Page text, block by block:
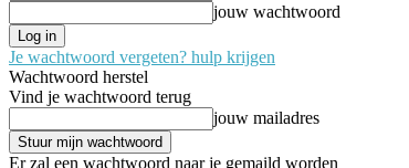
jouw wachtwoord
Je wachtwoord vergeten? hulp krijgen
Wachtwoord herstel
Vind je wachtwoord terug
jouw mailadres
Er zal een wachtwoord naar je gemaild worden